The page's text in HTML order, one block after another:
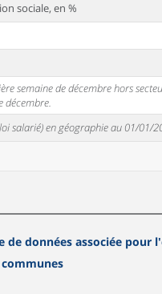
sociale, en %
semaine de décembre hors
décembre.
salarié) en géographie au 01/01/
de données associée pour